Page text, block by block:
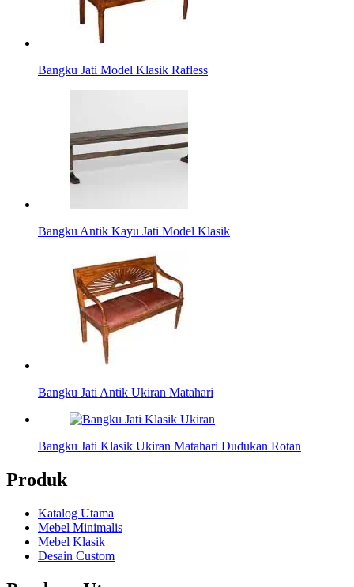
Bangku Jati Model Klasik Rafless
Bangku Antik Kayu Jati Model Klasik
Bangku Jati Antik Ukiran Matahari
Bangku Jati Klasik Ukiran Matahari Dudukan Rotan
Produk
Katalog Utama
Mebel Minimalis
Mebel Klasik
Desain Custom